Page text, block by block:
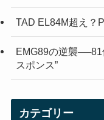
TAD EL84M超え？
EMG89の逆襲──81
スポンス”
カテゴリー